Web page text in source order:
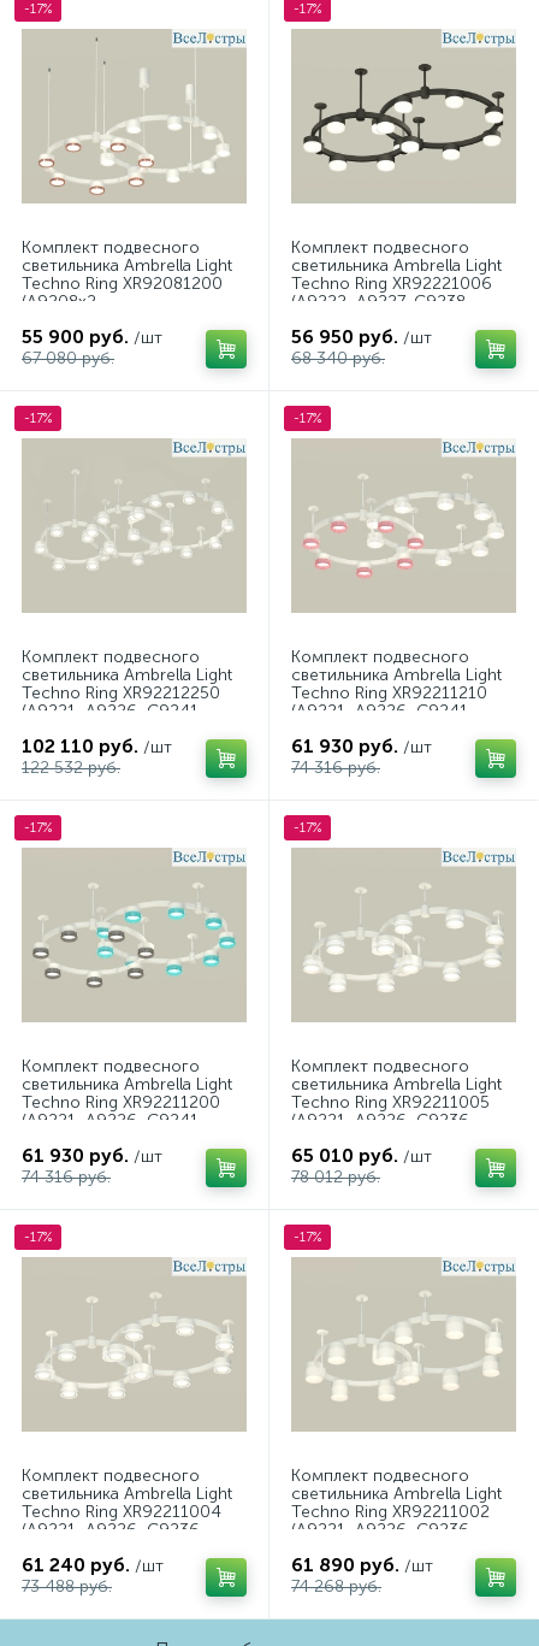
-17%
Комплект подвесного
светильника Ambrella Light
Techno Ring XR92081200
(A9208x2,
55 900 руб. /шт
67 080 руб.
-17%
Комплект подвесного
светильника Ambrella Light
Techno Ring XR92221006
(A9222, A9227, C9238,
56 950 руб. /шт
68 340 руб.
-17%
Комплект подвесного
светильника Ambrella Light
Techno Ring XR92212250
(A9221, A9226, C9241,
N8433)
102 110 руб. /шт
122 532 руб.
-17%
Комплект подвесного
светильника Ambrella Light
Techno Ring XR92211210
(A9221, A9226, C9241,
61 930 руб. /шт
74 316 руб.
-17%
Комплект подвесного
светильника Ambrella Light
Techno Ring XR92211200
(A9221, A9226, C9241,
61 930 руб. /шт
74 316 руб.
-17%
Комплект подвесного
светильника Ambrella Light
Techno Ring XR92211005
(A9221, A9226, C9236,
65 010 руб. /шт
78 012 руб.
-17%
Комплект подвесного
светильника Ambrella Light
Techno Ring XR92211004
(A9221, A9226, C9236,
61 240 руб. /шт
73 488 руб.
-17%
Комплект подвесного
светильника Ambrella Light
Techno Ring XR92211002
(A9221, A9226, C9236,
61 890 руб. /шт
74 268 руб.